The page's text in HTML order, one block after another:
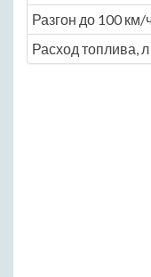
Разгон до 100 км/
Расход топлива,